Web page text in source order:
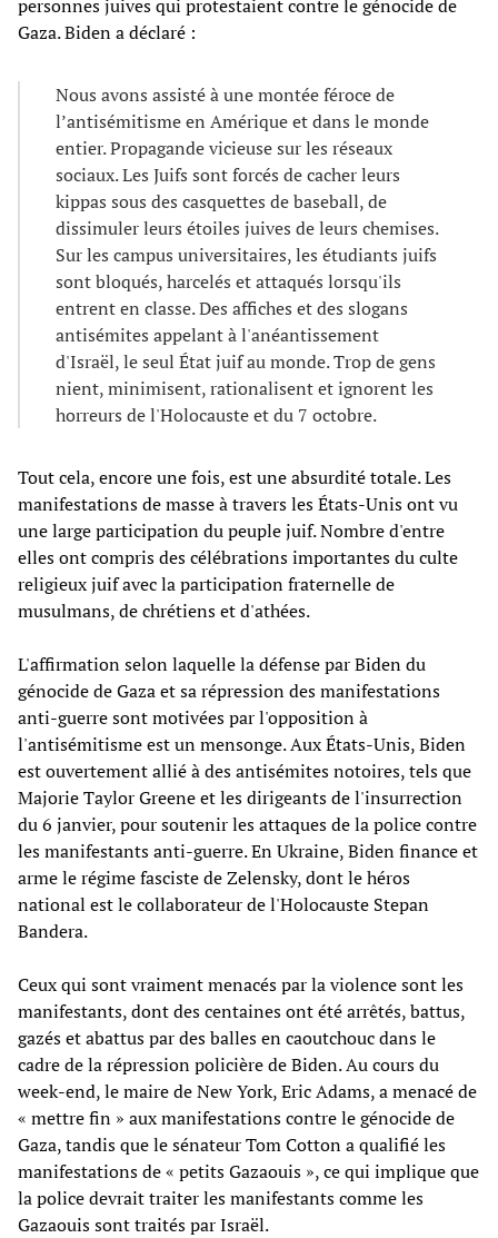
personnes juives qui protestaient contre le génocide de
Gaza. Biden a déclaré :
Nous avons assisté à une montée féroce de
l’antisémitisme en Amérique et dans le monde
entier. Propagande vicieuse sur les réseaux
sociaux. Les Juifs sont forcés de cacher leurs
kippas sous des casquettes de baseball, de
dissimuler leurs étoiles juives de leurs chemises.
Sur les campus universitaires, les étudiants juifs
sont bloqués, harcelés et attaqués lorsqu'ils
entrent en classe. Des affiches et des slogans
antisémites appelant à l'anéantissement
d'Israël, le seul État juif au monde. Trop de gens
nient, minimisent, rationalisent et ignorent les
horreurs de l'Holocauste et du 7 octobre.
Tout cela, encore une fois, est une absurdité totale. Les
manifestations de masse à travers les États-Unis ont vu
une large participation du peuple juif. Nombre d'entre
elles ont compris des célébrations importantes du culte
religieux juif avec la participation fraternelle de
musulmans, de chrétiens et d'athées.
L'affirmation selon laquelle la défense par Biden du
génocide de Gaza et sa répression des manifestations
anti-guerre sont motivées par l'opposition à
l'antisémitisme est un mensonge. Aux États-Unis, Biden
est ouvertement allié à des antisémites notoires, tels que
Majorie Taylor Greene et les dirigeants de l'insurrection
du 6 janvier, pour soutenir les attaques de la police contre
les manifestants anti-guerre. En Ukraine, Biden finance et
arme le régime fasciste de Zelensky, dont le héros
national est le collaborateur de l'Holocauste Stepan
Bandera.
Ceux qui sont vraiment menacés par la violence sont les
manifestants, dont des centaines ont été arrêtés, battus,
gazés et abattus par des balles en caoutchouc dans le
cadre de la répression policière de Biden. Au cours du
week-end, le maire de New York, Eric Adams, a menacé de
« mettre fin » aux manifestations contre le génocide de
Gaza, tandis que le sénateur Tom Cotton a qualifié les
manifestations de « petits Gazaouis », ce qui implique que
la police devrait traiter les manifestants comme les
Gazaouis sont traités par Israël.